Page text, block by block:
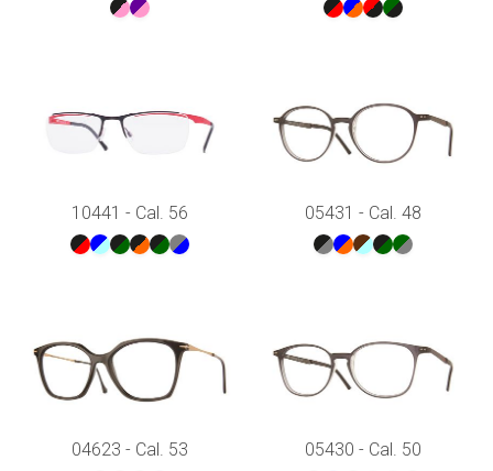
10441 - Cal. 56 05431 - Cal. 48
04623 - Cal. 53 05430 - Cal. 50